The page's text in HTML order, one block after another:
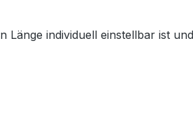
Länge individuell einstellbar ist